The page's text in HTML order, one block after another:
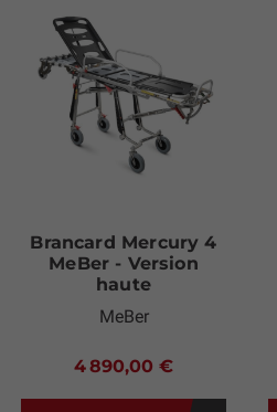
Brancard Mercury 4
MeBer - Version
haute
MeBer
4 890,00 €